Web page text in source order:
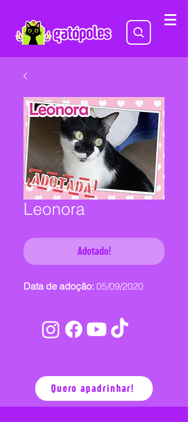
Leonora
Adotado!
Data de adoção: 05/09/2020
Quero apadrinhar!